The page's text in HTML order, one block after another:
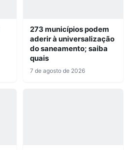
273 municípios podem
aderir à universalização
do saneamento; saiba
quais
7 de agosto de 2026